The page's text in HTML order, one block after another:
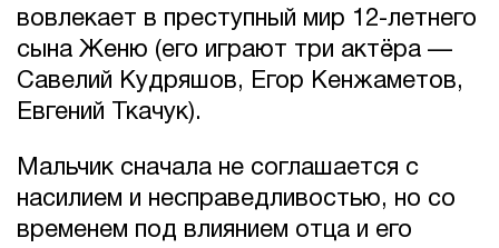
вовлекает в преступный мир 12-летнего
сына Женю (его играют три актёра —
Савелий Кудряшов, Егор Кенжаметов,
Евгений Ткачук).
Мальчик сначала не соглашается с
насилием и несправедливостью, но со
временем под влиянием отца и его